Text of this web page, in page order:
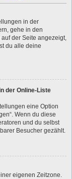
in der
gehe in den
der Seite angezeigt,
du alle deine
der Online-Liste
eine Option
Wenn du diese
und du selbst
Besucher gezählt.
eigenen Zeitzone.